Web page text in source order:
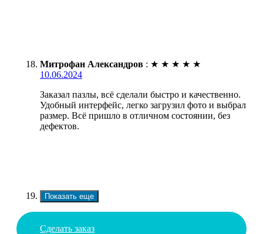
Митрофан Александров : ★ ★ ★ ★ ★
10.06.2024
Заказал пазлы, всё сделали быстро и качественно.
Удобный интерфейс, легко загрузил фото и выбрал
размер. Всё пришло в отличном состоянии, без
дефектов.
Показать еще
Сделать заказ